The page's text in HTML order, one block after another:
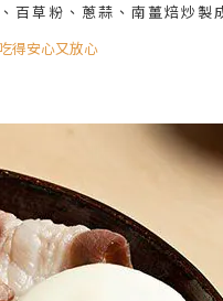
百草粉、蔥蒜、南薑焙炒製
得安心又放心